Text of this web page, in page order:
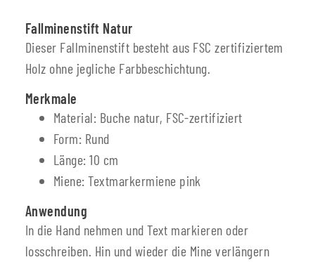
Fallminenstift Natur
Dieser Fallminenstift besteht aus FSC zertifiziertem
Holz ohne jegliche Farbbeschichtung.
Merkmale
Material: Buche natur, FSC-zertifiziert
Form: Rund
Länge: 10 cm
Miene: Textmarkermiene pink
Anwendung
In die Hand nehmen und Text markieren oder
losschreiben. Hin und wieder die Mine verlängern